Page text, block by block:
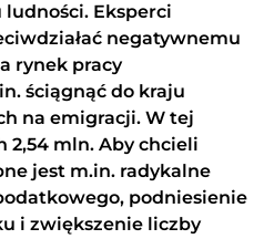
ludności. Eksperci
negatywnemu
rynek pracy
ściągnąć do kraju
na emigracji. W tej
2,54 mln. Aby chcieli
jest m.in. radykalne
podniesienie
i zwiększenie liczby